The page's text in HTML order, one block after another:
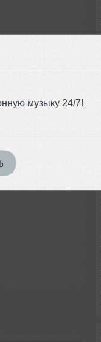
музыку 24/7!